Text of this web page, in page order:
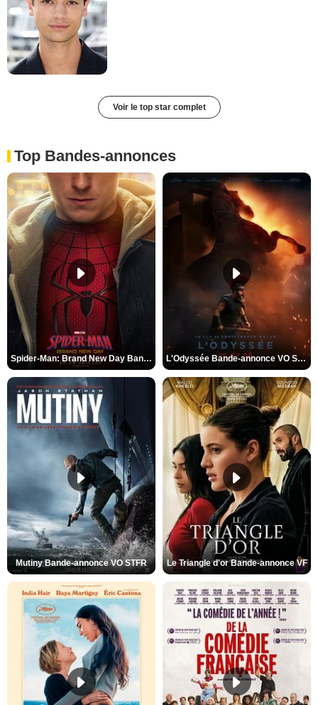
Voir le top star complet
Top Bandes-annonces
Spider-Man: Brand New Day Bande-annonce VO STFR L'Odyssée Bande-annonce VO STFR
Mutiny Bande-annonce VO STFR Le Triangle d'or Bande-annonce VF